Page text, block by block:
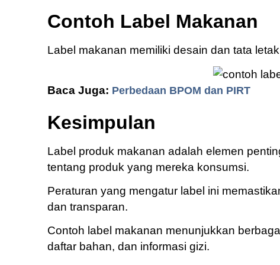
Contoh Label Makanan
Label makanan memiliki desain dan tata
Baca Juga: Perbedaan BPOM dan PIRT
Kesimpulan
Label produk makanan adalah elemen
tentang produk yang mereka konsumsi.
Peraturan yang mengatur label ini
dan transparan.
Contoh label makanan menunjukkan
daftar bahan, dan informasi gizi.